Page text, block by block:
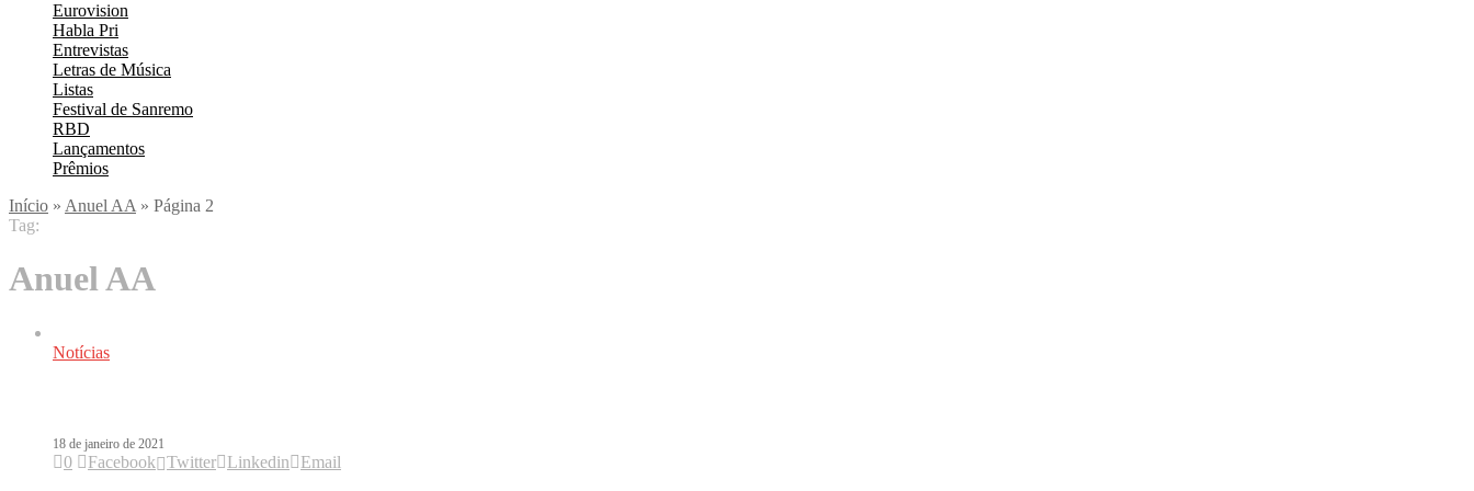
Eurovision
Habla Pri
Entrevistas
Letras de Música
Listas
Festival de Sanremo
RBD
Lançamentos
Prêmios
Início » Anuel AA » Página 2
Tag:
Anuel AA
Notícias
18 de janeiro de 2021
0 Facebook Twitter Linkedin
Email